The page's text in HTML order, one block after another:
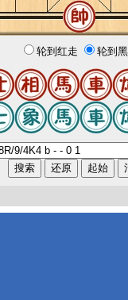
轮到红走 轮到